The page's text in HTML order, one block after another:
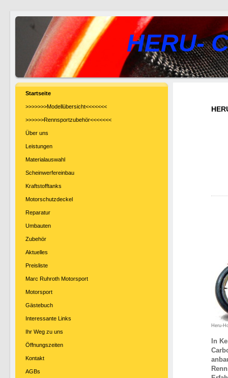
HERU-
Startseite
>>>>>>>Modellübersicht<<<<<<<
>>>>>>Rennsportzubehör<<<<<<<
Über uns
Leistungen
Materialauswahl
Scheinwerfereinbau
Kraftstofftanks
Motorschutzdeckel
Reparatur
Umbauten
Zubehör
Aktuelles
Preisliste
Marc Ruhroth Motorsport
Motorsport
Gästebuch
Interessante Links
Ihr Weg zu uns
Öffnungszeiten
Kontakt
AGBs
Heru-
In